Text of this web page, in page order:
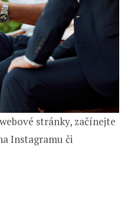
stránky, začínejte
Instagramu či